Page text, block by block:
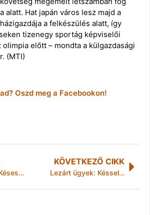
alatt. Hat japán város lesz majd a
a felkészülés alatt, így
tizenegy sportág képviselői
előtt – mondta a külgazdasági
(MTI)
Oszd meg a Facebookon!
Lezárt ügyek: Késes rablás
KÖVETKEZŐ CIKK
Lezárt ügyek: Késsel fenyegetőzött, és betörte egy autó ajtajának üvegét